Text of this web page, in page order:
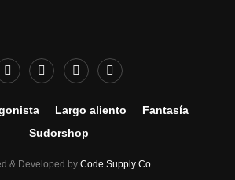
Largo aliento
Fantasía
Sudorshop
& Developed by Code Supply Co.